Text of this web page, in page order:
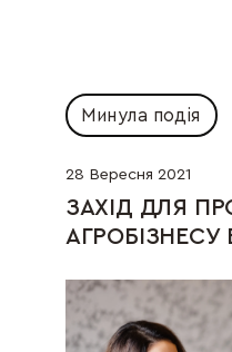
Минула подія
28 Вересня 2021
ЗАХІД ДЛЯ
АГРОБІЗНЕСУ